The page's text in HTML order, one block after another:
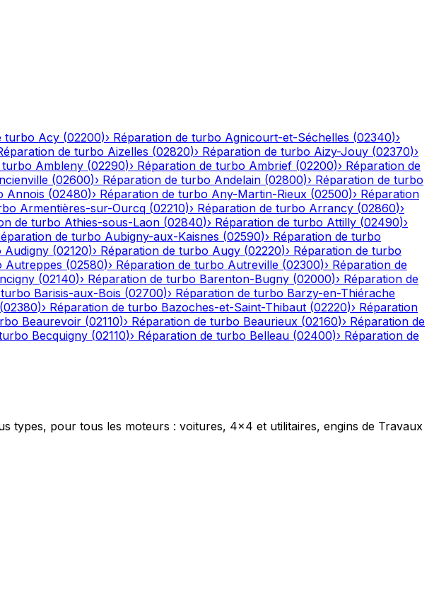
turbo Acy (02200)› Réparation de turbo Agnicourt-et-Séchelles (02340)›
de turbo Aizelles (02820)› Réparation de turbo Aizy-Jouy (02370)›
turbo Ambleny (02290)› Réparation de turbo Ambrief (02200)› Réparation de
(02600)› Réparation de turbo Andelain (02800)› Réparation de turbo
Annois (02480)› Réparation de turbo Any-Martin-Rieux (02500)› Réparation
Armentières-sur-Ourcq (02210)› Réparation de turbo Arrancy (02860)›
de turbo Athies-sous-Laon (02840)› Réparation de turbo Attilly (02490)›
de turbo Aubigny-aux-Kaisnes (02590)› Réparation de turbo
Audigny (02120)› Réparation de turbo Augy (02220)› Réparation de turbo
Autreppes (02580)› Réparation de turbo Autreville (02300)› Réparation de
(02140)› Réparation de turbo Barenton-Bugny (02000)› Réparation de
Barisis-aux-Bois (02700)› Réparation de turbo Barzy-en-Thiérache
(02380)› Réparation de turbo Bazoches-et-Saint-Thibaut (02220)› Réparation
Beaurevoir (02110)› Réparation de turbo Beaurieux (02160)› Réparation de
Becquigny (02110)› Réparation de turbo Belleau (02400)› Réparation de
types, pour tous les moteurs : voitures, 4x4 et utilitaires, engins de Travaux